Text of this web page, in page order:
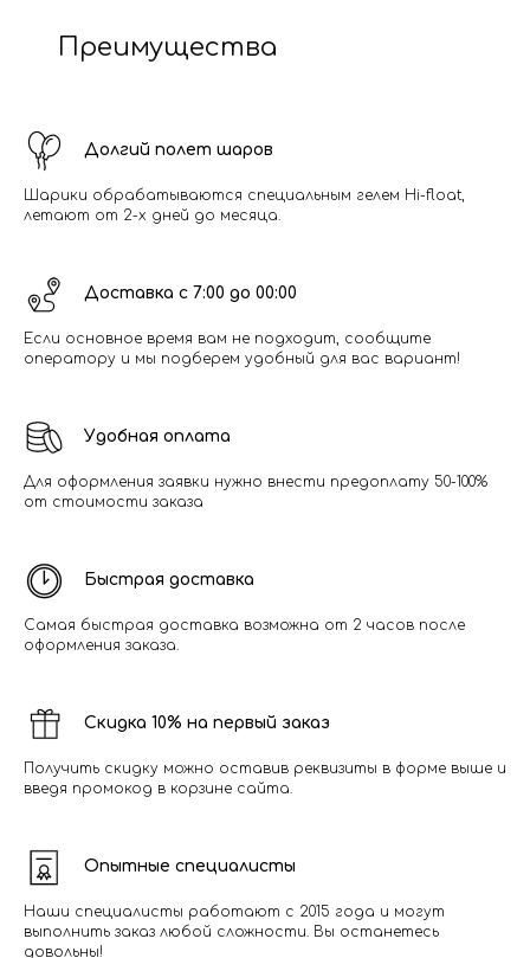
Преимущества
Долгий полет шаров
Шарики обрабатываются специальным гелем Hi-float,
летают от 2-х дней до месяца.
Доставка с 7:00 до 00:00
Если основное время вам не подходит, сообщите
оператору и мы подберем удобный для вас вариант!
Удобная оплата
Для оформления заявки нужно внести предоплату 50-100%
от стоимости заказа
Быстрая доставка
Самая быстрая доставка возможна от 2 часов после
оформления заказа.
Скидка 10% на первый заказ
Получить скидку можно оставив реквизиты в форме выше и
введя промокод в корзине сайта.
Опытные специалисты
Наши специалисты работают с 2015 года и могут
выполнить заказ любой сложности. Вы останетесь
довольны!